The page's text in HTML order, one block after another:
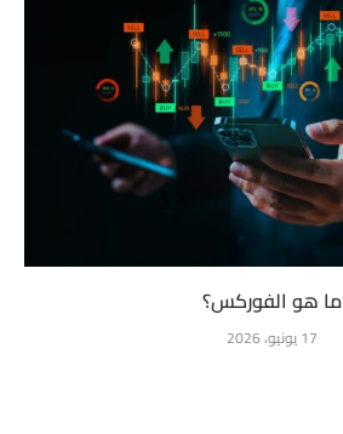
ما هو الفوركس؟
17 يونيو، 2026